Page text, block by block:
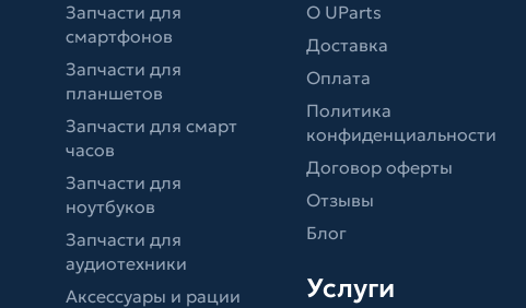
Запчасти для
смартфонов
Запчасти для
планшетов
Запчасти для смарт
часов
Запчасти для
ноутбуков
Запчасти для
аудиотехники
Аксессуары и рации
О UParts
Доставка
Оплата
Политика
конфиденциальности
Договор оферты
Отзывы
Блог
Услуги